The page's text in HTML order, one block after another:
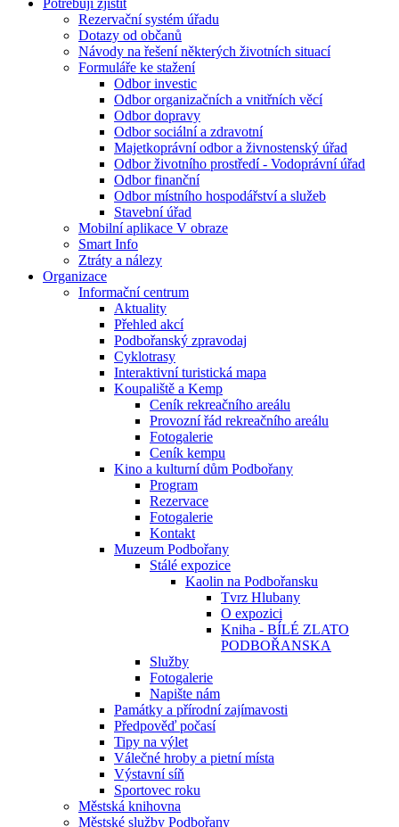
Potřebuji zjistit
Rezervační systém úřadu
Dotazy od občanů
Návody na řešení některých životních situací
Formuláře ke stažení
Odbor investic
Odbor organizačních a vnitřních věcí
Odbor dopravy
Odbor sociální a zdravotní
Majetkoprávní odbor a živnostenský úřad
Odbor životního prostředí - Vodoprávní úřad
Odbor finanční
Odbor místního hospodářství a služeb
Stavební úřad
Mobilní aplikace V obraze
Smart Info
Ztráty a nálezy
Organizace
Informační centrum
Aktuality
Přehled akcí
Podbořanský zpravodaj
Cyklotrasy
Interaktivní turistická mapa
Koupaliště a Kemp
Ceník rekreačního areálu
Provozní řád rekreačního areálu
Fotogalerie
Ceník kempu
Kino a kulturní dům Podbořany
Program
Rezervace
Fotogalerie
Kontakt
Muzeum Podbořany
Stálé expozice
Kaolin na Podbořansku
Tvrz Hlubany
O expozici
Kniha - BÍLÉ ZLATO
PODBOŘANSKA
Služby
Fotogalerie
Napište nám
Památky a přírodní zajímavosti
Předpověď počasí
Tipy na výlet
Válečné hroby a pietní místa
Výstavní síň
Sportovec roku
Městská knihovna
Městské služby Podbořany